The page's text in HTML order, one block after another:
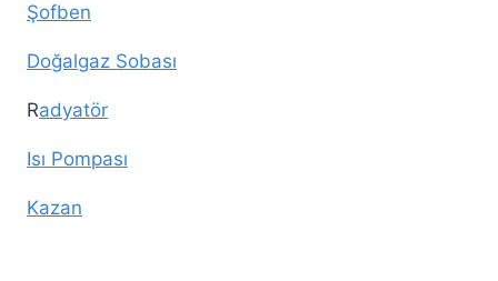
Şofben
Doğalgaz Sobası
Radyatör
Isı Pompası
Kazan